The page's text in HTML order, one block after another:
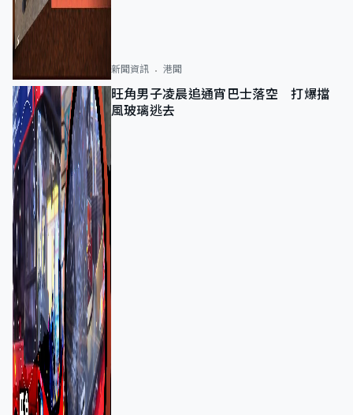
新聞資訊 港聞
旺角男子凌晨追通宵巴士落空 打爆擋
風玻璃逃去